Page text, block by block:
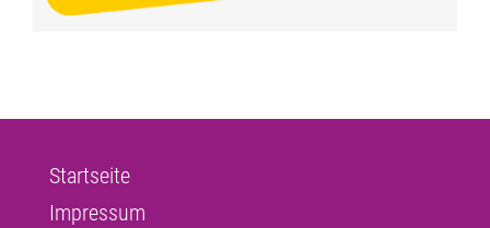
Startseite
Impressum